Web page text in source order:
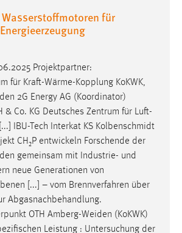
für
Projektpartner:
für Kraft-Wärme-Kopplung KoKWK,
2G Energy AG (Koordinator)
& Co. KG Deutsches Zentrum für Luft-
IBU-Tech Interkat KS Kolbenschmidt
CH₂P entwickeln Forschende der
gemeinsam mit Industrie- und
neue Generationen von
[...] – vom Brennverfahren über
Abgasnachbehandlung.
OTH Amberg-Weiden (KoKWK)
Leistung : Untersuchung der